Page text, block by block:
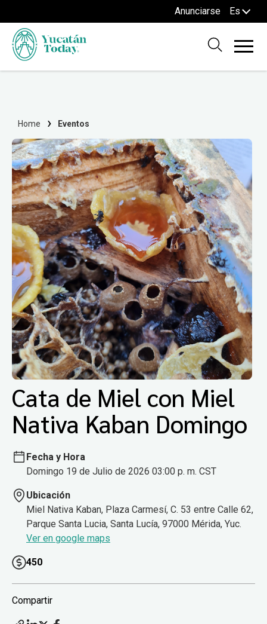
Anunciarse Es
Home Eventos
Cata de Miel con Miel
Nativa Kaban Domingo
Fecha y Hora
Domingo 19 de Julio de 2026 03:00 p. m. CST
Ubicación
Miel Nativa Kaban, Plaza Carmesí, C. 53 entre Calle 62,
Parque Santa Lucia, Santa Lucía, 97000 Mérida, Yuc.
Ver en google maps
450
Compartir